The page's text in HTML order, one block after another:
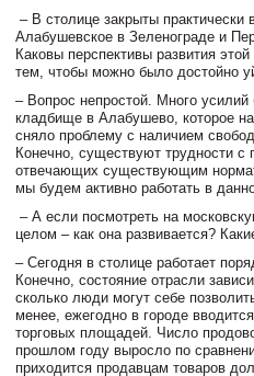
– В столице закрыты
Алабушевское в Зеленограде и
Каковы перспективы развития
тем, чтобы можно было достойно
– Вопрос непростой. Много
кладбище в Алабушево, которое
сняло проблему с наличием
Конечно, существуют трудности
отвечающих существующим
мы будем активно работать в
– А если посмотреть на
целом – как она развивается?
– Сегодня в столице работает
Конечно, состояние отрасли
сколько люди могут себе
менее, ежегодно в городе
торговых площадей. Число
прошлом году выросло по
приходится продавцам товаров